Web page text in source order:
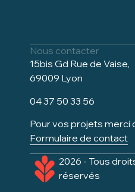
Nous contacter
15bis Gd Rue de Vaise,
69009 Lyon
04 37 50 33 56
Pour vos projets merci
Formulaire de contact
2026 - Tous
réservés